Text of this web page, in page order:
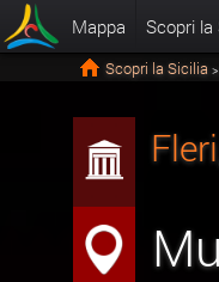
Mappa Scopri la
Scopri la Sicilia >
Fleri